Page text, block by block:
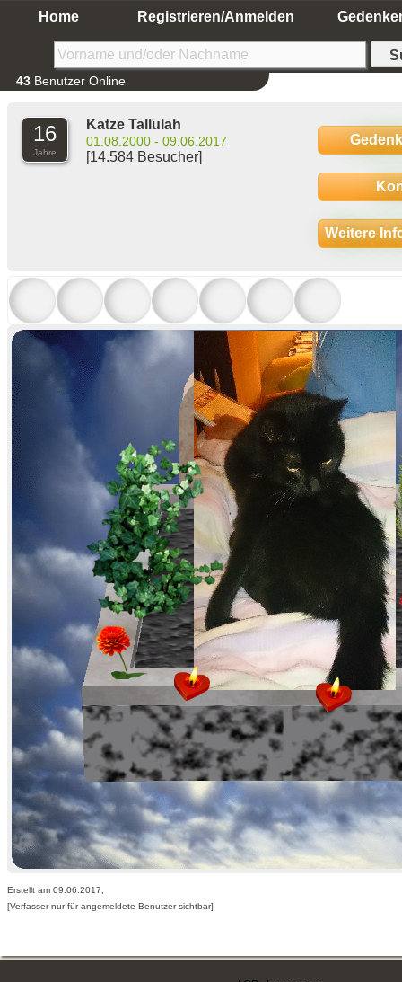
Home Registrieren/Anmelden
43 Benutzer Online
16
Jahre
Katze Tallulah
01.08.2000 - 09.06.2017
[14.584 Besucher]
Weitere
Erstellt am 09.06.2017,
[Verfasser nur für angemeldete Benutzer sichtbar]